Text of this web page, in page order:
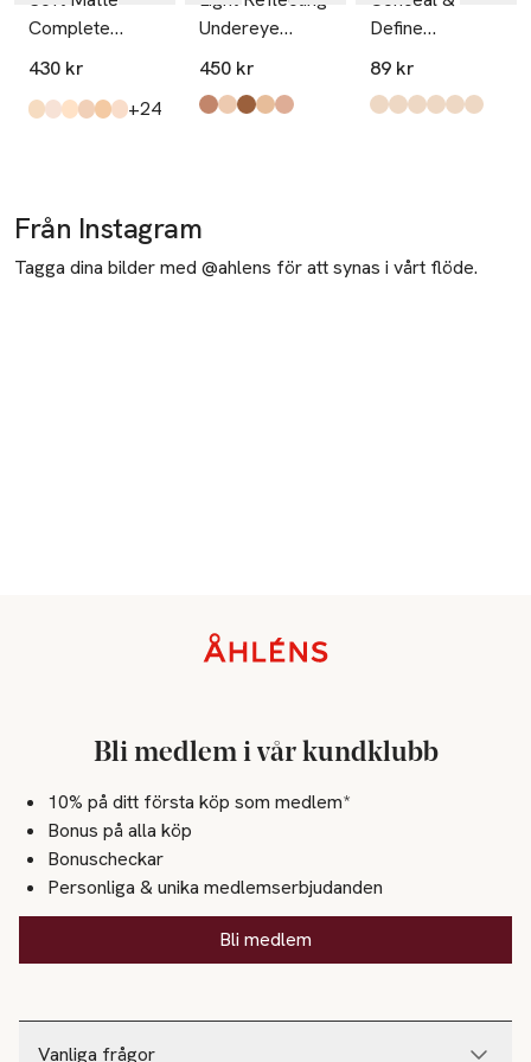
Complete
Concealer
430 kr
Produkten finns i färgerna:
Nougatine,
Vanilla,
Cafe Au Lait,
Crème Brulee,
Macadamia,
Madeleine, +24till
Undereye
Brightener
450 kr
Produkten finns i färgerna:
Magic Hour,
Night Swan,
Sunfire,
Goldeneye,
Impossible Dream
Define
Concealer
89 kr
Produkten finns i
C3,
C1,
C5,
C2,
C4,
C6,
Från Instagram
Tagga dina bilder med @ahlens för att synas i vårt flöde.
Vanliga frågor
Bli medlem i vår kundklubb
10% på ditt första köp som medlem*
Bonus på alla köp
Bonuscheckar
Personliga & unika medlemserbjudanden
Bli medlem